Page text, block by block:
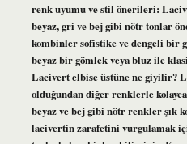
renk uyumu ve stil önerileri:
beyaz, gri ve bej gibi nötr tonlar
kombinler sofistike ve dengeli bir
beyaz bir gömlek veya bluz ile
Lacivert elbise üstüne ne giyilir?
olduğundan diğer renklerle
beyaz ve bej gibi nötr renkler şık
lacivertin zarafetini vurgulamak